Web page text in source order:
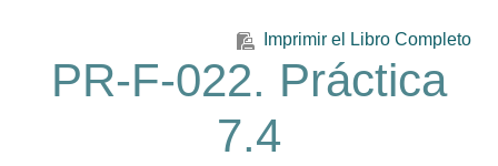
Imprimir el Libro Completo
PR-F-022. Práctica
7.4